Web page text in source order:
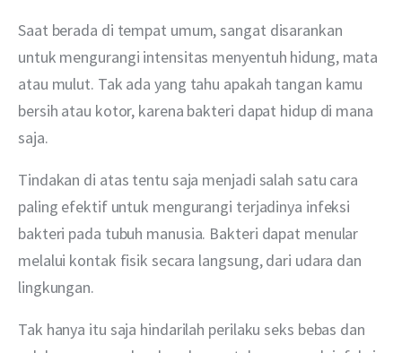
Saat berada di tempat umum, sangat disarankan
untuk mengurangi intensitas menyentuh hidung, mata
atau mulut. Tak ada yang tahu apakah tangan kamu
bersih atau kotor, karena bakteri dapat hidup di mana
saja.
Tindakan di atas tentu saja menjadi salah satu cara
paling efektif untuk mengurangi terjadinya infeksi
bakteri pada tubuh manusia. Bakteri dapat menular
melalui kontak fisik secara langsung, dari udara dan
lingkungan.
Tak hanya itu saja hindarilah perilaku seks bebas dan